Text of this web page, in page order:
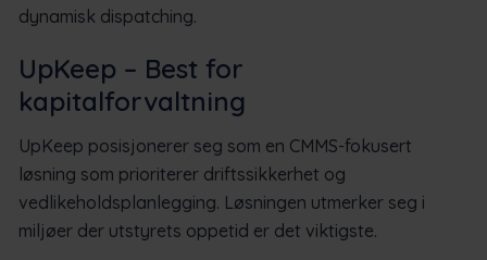
dynamisk dispatching.
UpKeep – Best for
kapitalforvaltning
UpKeep posisjonerer seg som en CMMS-fokusert
løsning som prioriterer driftssikkerhet og
vedlikeholdsplanlegging. Løsningen utmerker seg i
miljøer der utstyrets oppetid er det viktigste.